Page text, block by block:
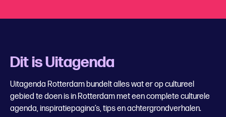
Dit is Uitagenda
Uitagenda Rotterdam bundelt alles wat er op cultureel
gebied te doen is in Rotterdam met een complete culturele
agenda, inspiratiepagina’s, tips en achtergrondverhalen.